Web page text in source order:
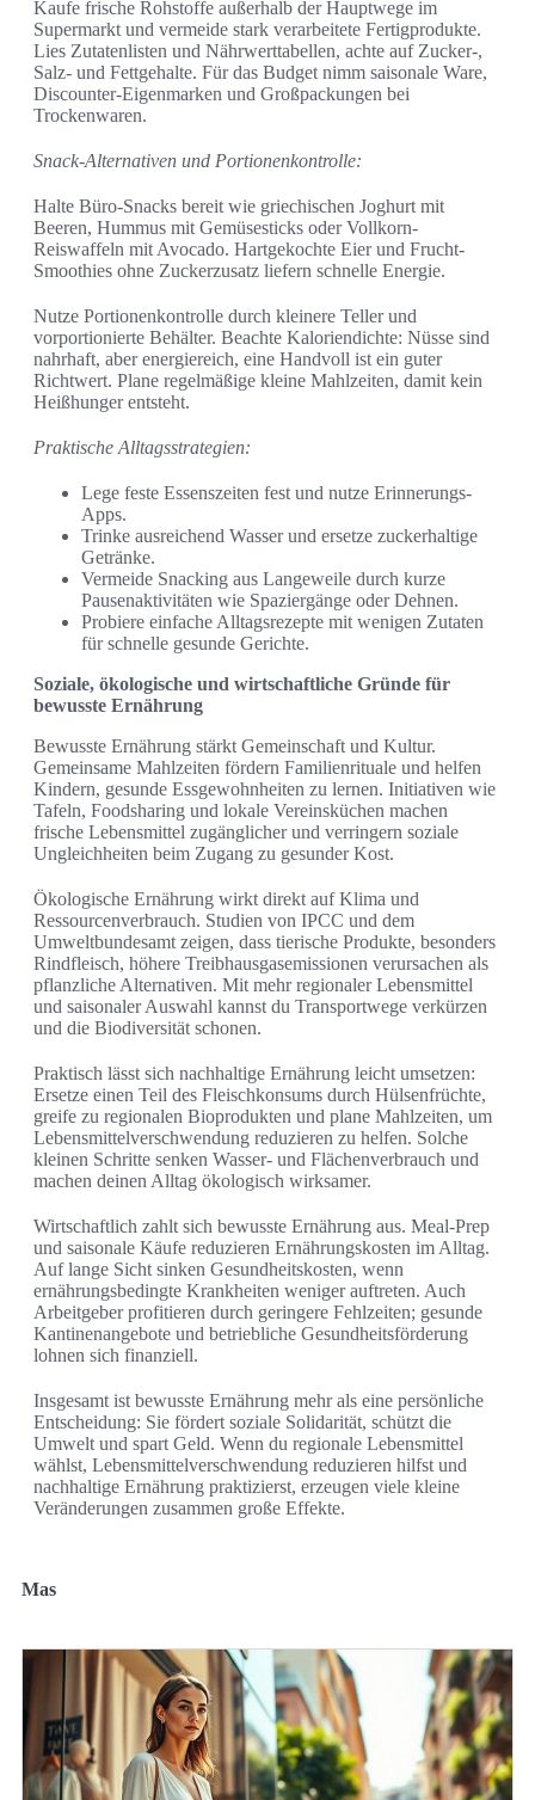
Kaufe frische Rohstoffe außerhalb der Hauptwege im
Supermarkt und vermeide stark verarbeitete Fertigprodukte.
Lies Zutatenlisten und Nährwerttabellen, achte auf Zucker-,
Salz- und Fettgehalte. Für das Budget nimm saisonale Ware,
Discounter-Eigenmarken und Großpackungen bei
Trockenwaren.
Snack-Alternativen und Portionenkontrolle:
Halte Büro-Snacks bereit wie griechischen Joghurt mit
Beeren, Hummus mit Gemüsesticks oder Vollkorn-
Reiswaffeln mit Avocado. Hartgekochte Eier und Frucht-
Smoothies ohne Zuckerzusatz liefern schnelle Energie.
Nutze Portionenkontrolle durch kleinere Teller und
vorportionierte Behälter. Beachte Kaloriendichte: Nüsse sind
nahrhaft, aber energiereich, eine Handvoll ist ein guter
Richtwert. Plane regelmäßige kleine Mahlzeiten, damit kein
Heißhunger entsteht.
Praktische Alltagsstrategien:
Lege feste Essenszeiten fest und nutze Erinnerungs-
Apps.
Trinke ausreichend Wasser und ersetze zuckerhaltige
Getränke.
Vermeide Snacking aus Langeweile durch kurze
Pausenaktivitäten wie Spaziergänge oder Dehnen.
Probiere einfache Alltagsrezepte mit wenigen Zutaten
für schnelle gesunde Gerichte.
Soziale, ökologische und wirtschaftliche Gründe für
bewusste Ernährung
Bewusste Ernährung stärkt Gemeinschaft und Kultur.
Gemeinsame Mahlzeiten fördern Familienrituale und helfen
Kindern, gesunde Essgewohnheiten zu lernen. Initiativen wie
Tafeln, Foodsharing und lokale Vereinsküchen machen
frische Lebensmittel zugänglicher und verringern soziale
Ungleichheiten beim Zugang zu gesunder Kost.
Ökologische Ernährung wirkt direkt auf Klima und
Ressourcenverbrauch. Studien von IPCC und dem
Umweltbundesamt zeigen, dass tierische Produkte, besonders
Rindfleisch, höhere Treibhausgasemissionen verursachen als
pflanzliche Alternativen. Mit mehr regionaler Lebensmittel
und saisonaler Auswahl kannst du Transportwege verkürzen
und die Biodiversität schonen.
Praktisch lässt sich nachhaltige Ernährung leicht umsetzen:
Ersetze einen Teil des Fleischkonsums durch Hülsenfrüchte,
greife zu regionalen Bioprodukten und plane Mahlzeiten, um
Lebensmittelverschwendung reduzieren zu helfen. Solche
kleinen Schritte senken Wasser- und Flächenverbrauch und
machen deinen Alltag ökologisch wirksamer.
Wirtschaftlich zahlt sich bewusste Ernährung aus. Meal-Prep
und saisonale Käufe reduzieren Ernährungskosten im Alltag.
Auf lange Sicht sinken Gesundheitskosten, wenn
ernährungsbedingte Krankheiten weniger auftreten. Auch
Arbeitgeber profitieren durch geringere Fehlzeiten; gesunde
Kantinenangebote und betriebliche Gesundheitsförderung
lohnen sich finanziell.
Insgesamt ist bewusste Ernährung mehr als eine persönliche
Entscheidung: Sie fördert soziale Solidarität, schützt die
Umwelt und spart Geld. Wenn du regionale Lebensmittel
wählst, Lebensmittelverschwendung reduzieren hilfst und
nachhaltige Ernährung praktizierst, erzeugen viele kleine
Veränderungen zusammen große Effekte.
Mas